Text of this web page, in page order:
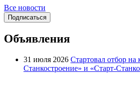
Все новости
Подписаться
Объявления
31 июля 2026 Стартовал отбор на
Станкостроение» и «Старт-